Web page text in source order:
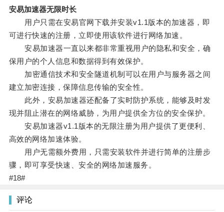
安易加速器无限时长
用户只需在安易官网下载并安装v1.1版本的加速器，即
可进行快速的注册，立即使用该软件进行网络加速。
安易加速器一直以来都非常重视用户的隐私和安全，确
保用户的个人信息和数据得到有效保护。
加密通信技术和安全隧道机制可以在用户与服务器之间
建立加密连接，保障信息传输的安全性。
此外，安易加速器还配备了实时防护系统，能够及时发
现并阻止潜在的网络威胁，为用户提供全方位的安全保护。
安易加速器v1.1版本的无限注册为用户提供了更便利、
高效的网络加速体验。
用户无需额外费用，只需安装软件并进行简单的注册步
骤，即可享受快速、安全的网络加速服务。
#18#
评论